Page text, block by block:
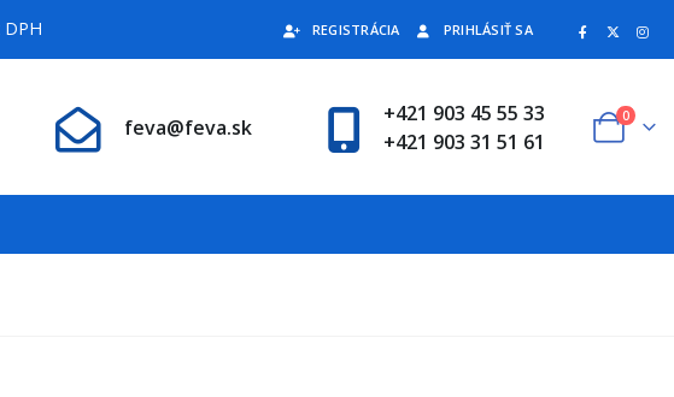
REGISTRÁCIA PRIHLÁSIŤ SA
feva@feva.sk
+421 903 45 55 33
+421 903 31 51 61
0